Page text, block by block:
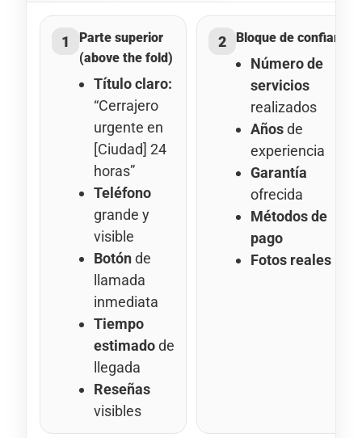
1
Parte superior
(above the fold)
Título claro:
“Cerrajero
urgente en
[Ciudad] 24
horas”
Teléfono
grande y
visible
Botónde
llamada
inmediata
Tiempo
estimadode
llegada
Reseñas
visibles
2 Bloque de confianza
Número de
servicios
realizados
Añosde
experiencia
Garantía
ofrecida
Métodos de
pago
Fotos reales